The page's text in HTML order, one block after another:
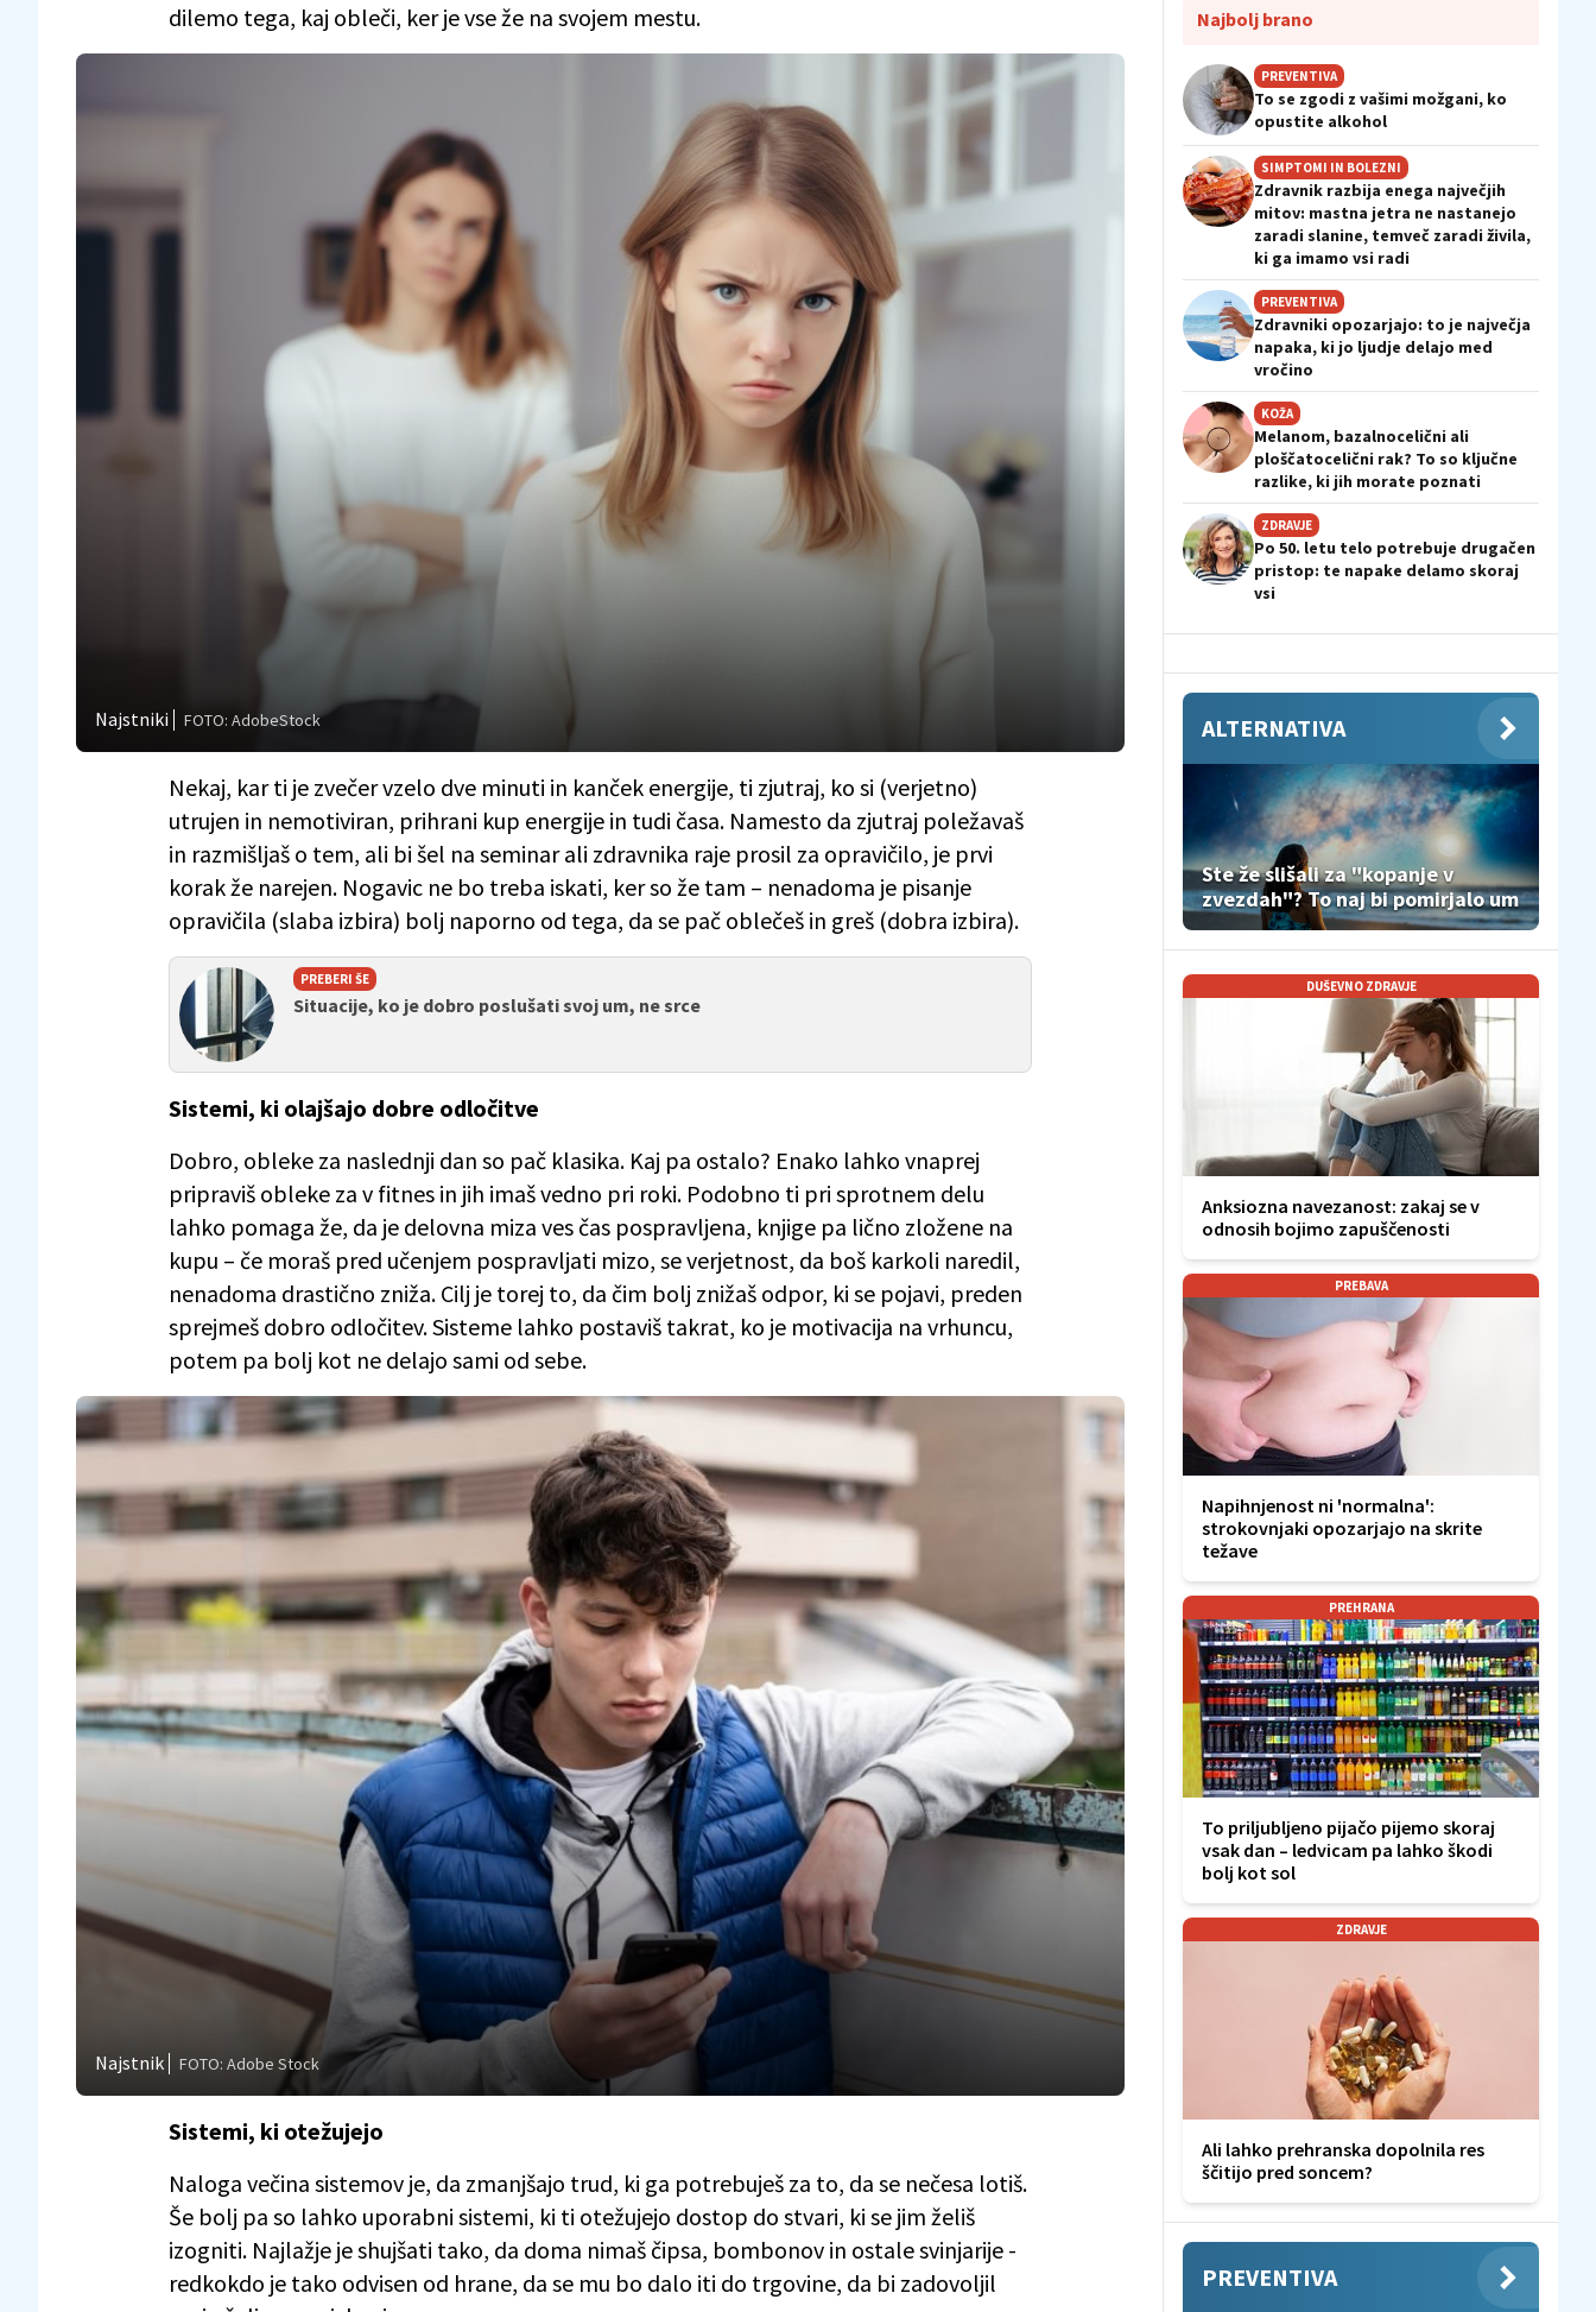
dilemo tega, kaj obleči, ker je vse že na svojem mestu.
Najstniki FOTO: AdobeStock
Nekaj, kar ti je zvečer vzelo dve minuti in kanček energije, ti zjutraj, ko si (verjetno)
utrujen in nemotiviran, prihrani kup energije in tudi časa. Namesto da zjutraj poležavaš
in razmišljaš o tem, ali bi šel na seminar ali zdravnika raje prosil za opravičilo, je prvi
korak že narejen. Nogavic ne bo treba iskati, ker so že tam – nenadoma je pisanje
opravičila (slaba izbira) bolj naporno od tega, da se pač oblečeš in greš (dobra izbira).
PREBERI ŠE
Situacije, ko je dobro poslušati svoj um, ne srce
Sistemi, ki olajšajo dobre odločitve
Dobro, obleke za naslednji dan so pač klasika. Kaj pa ostalo? Enako lahko vnaprej
pripraviš obleke za v fitnes in jih imaš vedno pri roki. Podobno ti pri sprotnem delu
lahko pomaga že, da je delovna miza ves čas pospravljena, knjige pa lično zložene na
kupu – če moraš pred učenjem pospravljati mizo, se verjetnost, da boš karkoli naredil,
nenadoma drastično zniža. Cilj je torej to, da čim bolj znižaš odpor, ki se pojavi, preden
sprejmeš dobro odločitev. Sisteme lahko postaviš takrat, ko je motivacija na vrhuncu,
potem pa bolj kot ne delajo sami od sebe.
Najstnik FOTO: Adobe Stock
Sistemi, ki otežujejo
Naloga večina sistemov je, da zmanjšajo trud, ki ga potrebuješ za to, da se nečesa lotiš.
Še bolj pa so lahko uporabni sistemi, ki ti otežujejo dostop do stvari, ki se jim želiš
izogniti. Najlažje je shujšati tako, da doma nimaš čipsa, bombonov in ostale svinjarije -
redkokdo je tako odvisen od hrane, da se mu bo dalo iti do trgovine, da bi zadovoljil
Najbolj brano
PREVENTIVA
To se zgodi z vašimi možgani, ko
opustite alkohol
SIMPTOMI IN BOLEZNI
Zdravnik razbija enega največjih
mitov: mastna jetra ne nastanejo
zaradi slanine, temveč zaradi živila,
ki ga imamo vsi radi
PREVENTIVA
Zdravniki opozarjajo: to je največja
napaka, ki jo ljudje delajo med
vročino
KOŽA
Melanom, bazalnocelični ali
ploščatocelični rak? To so ključne
razlike, ki jih morate poznati
ZDRAVJE
Po 50. letu telo potrebuje drugačen
pristop: te napake delamo skoraj
vsi
ALTERNATIVA
Ste že slišali za "kopanje v
zvezdah"? To naj bi pomirjalo um
DUŠEVNO ZDRAVJE
Anksiozna navezanost: zakaj se v
odnosih bojimo zapuščenosti
PREBAVA
Napihnjenost ni 'normalna':
strokovnjaki opozarjajo na skrite
težave
PREHRANA
To priljubljeno pijačo pijemo skoraj
vsak dan – ledvicam pa lahko škodi
bolj kot sol
ZDRAVJE
Ali lahko prehranska dopolnila res
ščitijo pred soncem?
PREVENTIVA